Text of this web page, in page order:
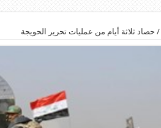
/ حصاد ثلاثة أيام من عمليات تحرير الحويجة